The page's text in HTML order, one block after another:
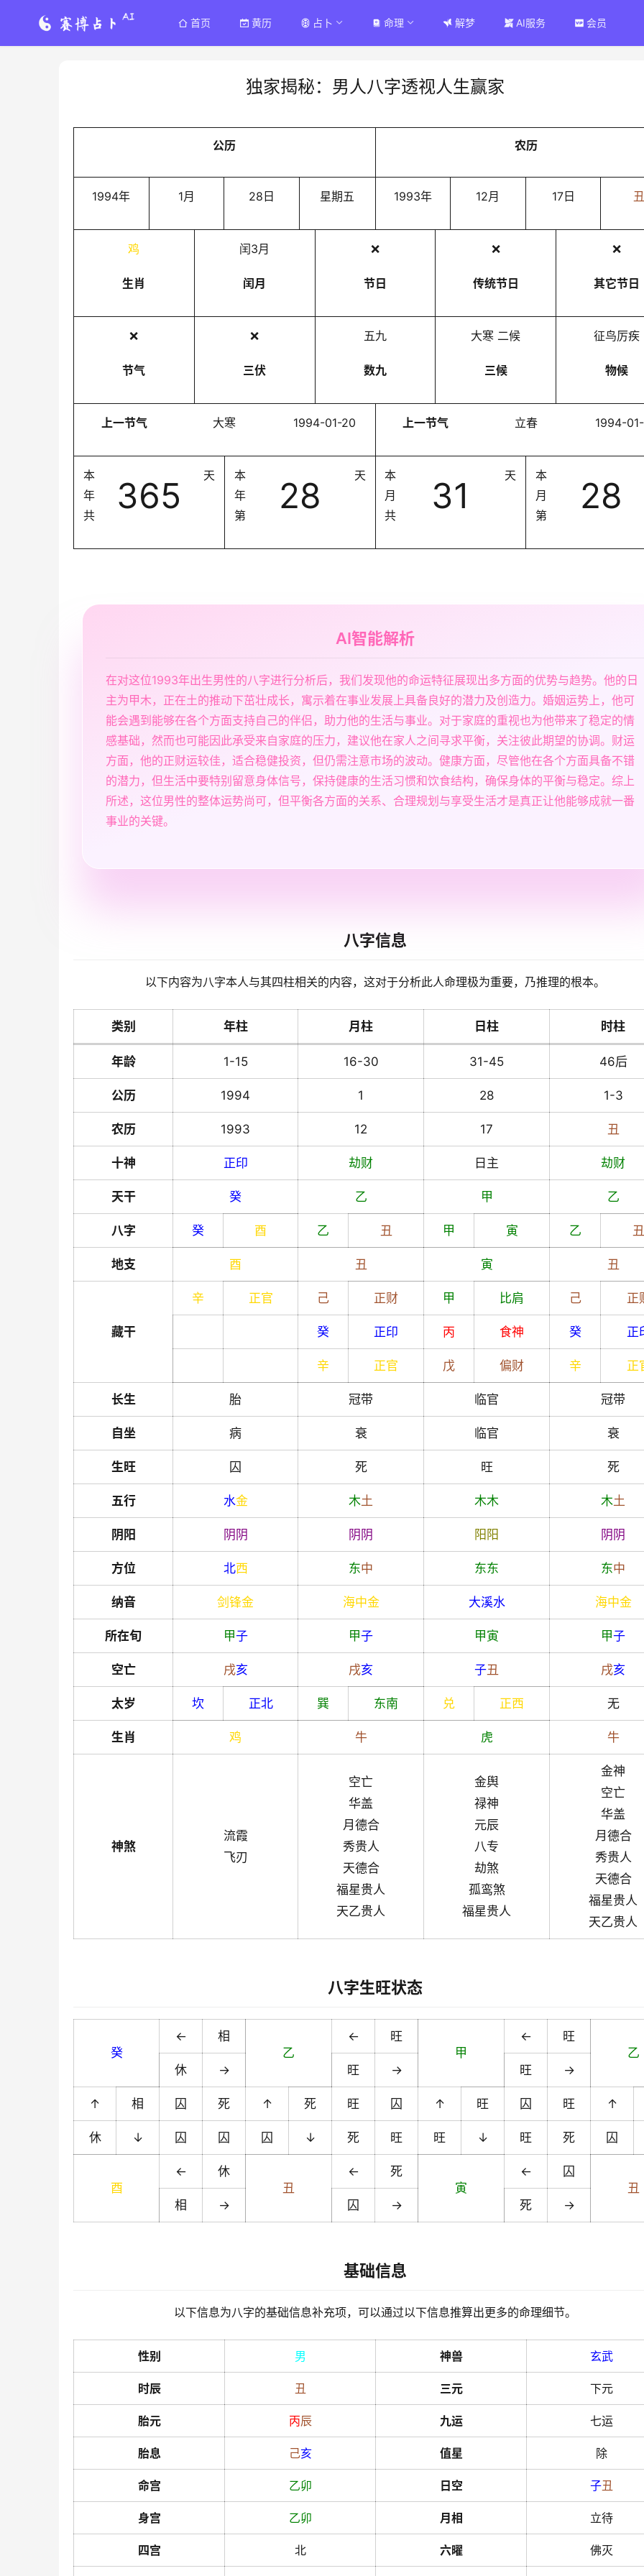
首页 黄历 占卜 命理 解梦 AI服务 会员
独家揭秘：男人八字透视人生赢家
公历
1994年 1月 28日 星期五
农历
1993年 12月 17日 丑
鸡
生肖
闰3月
闰月
❌
节日
❌
传统节日
❌
其它节日
❌
节气
❌
三伏
五九
数九
大寒 二候
三候
征鸟厉疾
物候
上一节气 大寒 1994-01-20 上一节气 立春 1994-
本
年
共
365 天
本
年
第
28 天
本
月
共
31 天
本
月
第
28
AI智能解析
在对这位1993年出生男性的八字进行分析后，我们发现他的命运特征展现出多方面的优势与趋势。他的日
主为甲木，正在土的推动下茁壮成长，寓示着在事业发展上具备良好的潜力及创造力。婚姻运势上，他可
能会遇到能够在各个方面支持自己的伴侣，助力他的生活与事业。对于家庭的重视也为他带来了稳定的情
感基础，然而也可能因此承受来自家庭的压力，建议他在家人之间寻求平衡，关注彼此期望的协调。财运
方面，他的正财运较佳，适合稳健投资，但仍需注意市场的波动。健康方面，尽管他在各个方面具备不错
的潜力，但生活中要特别留意身体信号，保持健康的生活习惯和饮食结构，确保身体的平衡与稳定。综上
所述，这位男性的整体运势尚可，但平衡各方面的关系、合理规划与享受生活才是真正让他能够成就一番
事业的关键。
八字信息
以下内容为八字本人与其四柱相关的内容，这对于分析此人命理极为重要，乃推理的根本。
类别 年柱 月柱 日柱 时柱
年龄 1-15 16-30 31-45 46后
公历 1994 1 28 1-3
农历 1993 12 17 丑
十神 正印 劫财 日主 劫财
天干 癸 乙 甲 乙
八字 癸 酉 乙 丑 甲 寅 乙 丑
地支 酉 丑 寅 丑
藏干
辛 正官 己 正财 甲 比肩 己 正
癸 正印 丙 食神 癸 正
辛 正官 戊 偏财 辛 正
长生 胎 冠带 临官 冠带
自坐 病 衰 临官 衰
生旺 囚 死 旺 死
五行 水金 木土 木木 木土
阴阳 阴 阴 阴 阴 阳 阳 阴 阴
方位 北西 东中 东东 东中
纳音 剑锋金 海中金 大溪水 海中金
所在旬 甲子 甲子 甲寅 甲子
空亡 戌亥 戌亥 子丑 戌亥
太岁 坎 正北 巽 东南 兑 正西 无
生肖 鸡 牛 虎 牛
神煞
流霞
飞刃
空亡
华盖
月德合
秀贵人
天德合
福星贵人
天乙贵人
金舆
禄神
元辰
八专
劫煞
孤鸾煞
福星贵人
金神
空亡
华盖
月德合
秀贵人
天德合
福星贵人
天乙贵人
八字生旺状态
癸
←
相
乙
←
旺
甲
←
旺
乙
休
→ 旺 → 旺 →
↑ 相 囚 死 ↑ 死 旺 囚 ↑ 旺 囚 旺 ↑
休 ↓ 囚 囚 囚 ↓ 死 旺 旺 ↓ 旺 死 囚
酉
←
休
丑
←
死
寅
←
囚
丑
相
→ 囚 → 死 →
基础信息
以下信息为八字的基础信息补充项，可以通过以下信息推算出更多的命理细节。
性别 男 神兽 玄武
时辰 丑 三元 下元
胎元 丙辰 九运 七运
胎息 己亥 值星 除
命宫 乙卯 日空 子丑
身宫 乙卯 月相 立待
四宫 北 六曜 佛灭